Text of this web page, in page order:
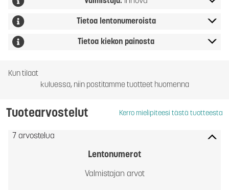
Tietoa lentonumeroista
Tietoa kiekon painosta
Kun tilaat
kuluessa, niin postitamme tuotteet huomenna
Tuotearvostelut Kerro mielipiteesi tästä tuotteesta
7 arvostelua
Lentonumerot
Valmistajan arvot